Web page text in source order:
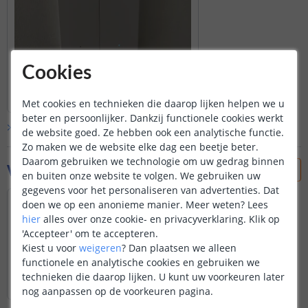
Bekijk alleklantfoto’s
Vraag & antwoord
Kun je met deze ook lampen dimmen?
Door Gin op woensdag 11 juni 2025
Dit betreft een schakelaar, deze heeft
geendim functie ter beschikking.
Bekijk
hele antwoord
woensdag 11 juni 2025
Cookies
Met cookies en technieken die daarop lijken helpen we u
beter en persoonlijker. Dankzij functionele cookies werkt
de website goed. Ze hebben ook een analytische functie.
Zo maken we de website elke dag een beetje beter.
Daarom gebruiken we technologie om uw gedrag binnen
en buiten onze website te volgen. We gebruiken uw
gegevens voor het personaliseren van advertenties. Dat
doen we op een anonieme manier. Meer weten? Lees
hier alles over onze cookie- en privacyverklaring. Klik op
'Accepteer' om te accepteren.
Kiest u voor weigeren? Dan plaatsen we alleen
functionele en analytische cookies en gebruiken we
technieken die daarop lijken. U kunt uw voorkeuren later
nog aanpassen op de voorkeuren pagina.